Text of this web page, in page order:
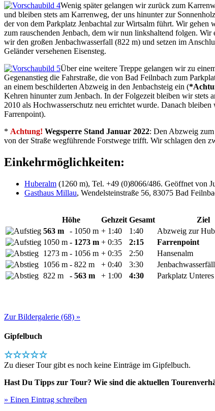
Wenig später gelangen wir zurück zum
und bleiben stets am Karrenweg, der uns hinunter zur
der von dem Parkplatz Jenbachtal zur Wirtsalm führt. Wir
zum rauschenden Jenbach, dem wir nun linkshaltend folgen.
wir den großen Jenbachwasserfall (822 m) und setzen im
Geländer versehenen Eisensteg.
Über eine weitere Treppe gelangen wir zu
Gegenanstieg die Fahrstraße, die von Bad Feilnbach zum
an einem beschilderten Abzweig in den Jenbachsteig ein (
Kehren hinunter zum Jenbach. In der Folgezeit bleiben wir stets
2010 als Hochwasserschutz neu errichtet wurde. Danach
Farrenpoint).
* Achtung! Wegsperre Stand Januar 2022: Den Abzweig
von der Straße wegführende Forstwege trifft. Wir schlagen den
Einkehrmöglichkeiten:
Huberalm (1260 m), Tel. +49 (0)8066/486. Geöffnet von
Gasthaus Millau, Wendelsteinstraße 56, 83075 Bad
Höhe Gehzeit Gesamt
Ziel
563 m
- 1050 m + 1:40 1:40
Abzweig zur
1050 m - 1273 m + 0:35 2:15
Farrenpoint
1273 m - 1056 m + 0:35 2:50
Hansenalm
1056 m - 822 m + 0:40 3:30
822 m
- 563 m + 1:00 4:30 Parkplatz
Zur Bildergalerie (68) »
Gipfelbuch
☆☆☆☆☆
Zu dieser Tour gibt es noch keine Einträge im Gipfelbuch.
Hast Du Tipps zur Tour? Wie sind die aktuellen
» Einen Eintrag schreiben